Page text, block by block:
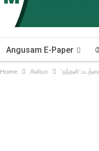
Angusam E-Paper
Home சினிமா ‘நந்தன்’